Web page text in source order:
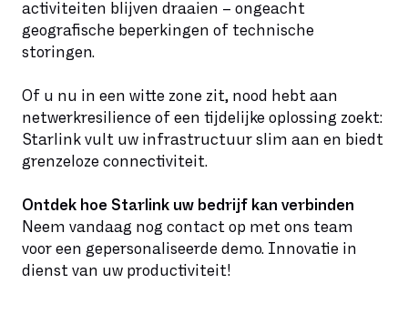
activiteiten blijven draaien – ongeacht
geografische beperkingen of technische
storingen.
Of u nu in een witte zone zit, nood hebt aan
netwerkresilience of een tijdelijke oplossing zoekt:
Starlink vult uw infrastructuur slim aan en biedt
grenzeloze connectiviteit.
Ontdek hoe Starlink uw bedrijf kan verbinden
Neem vandaag nog contact op met ons team
voor een gepersonaliseerde demo. Innovatie in
dienst van uw productiviteit!